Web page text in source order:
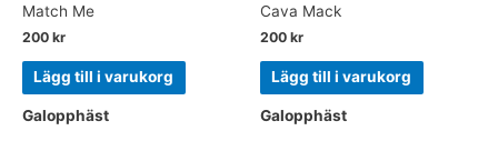
Match Me
200 kr
Lägg till i varukorg
Galopphäst
Cava Mack
200 kr
Lägg till i varukorg
Galopphäst